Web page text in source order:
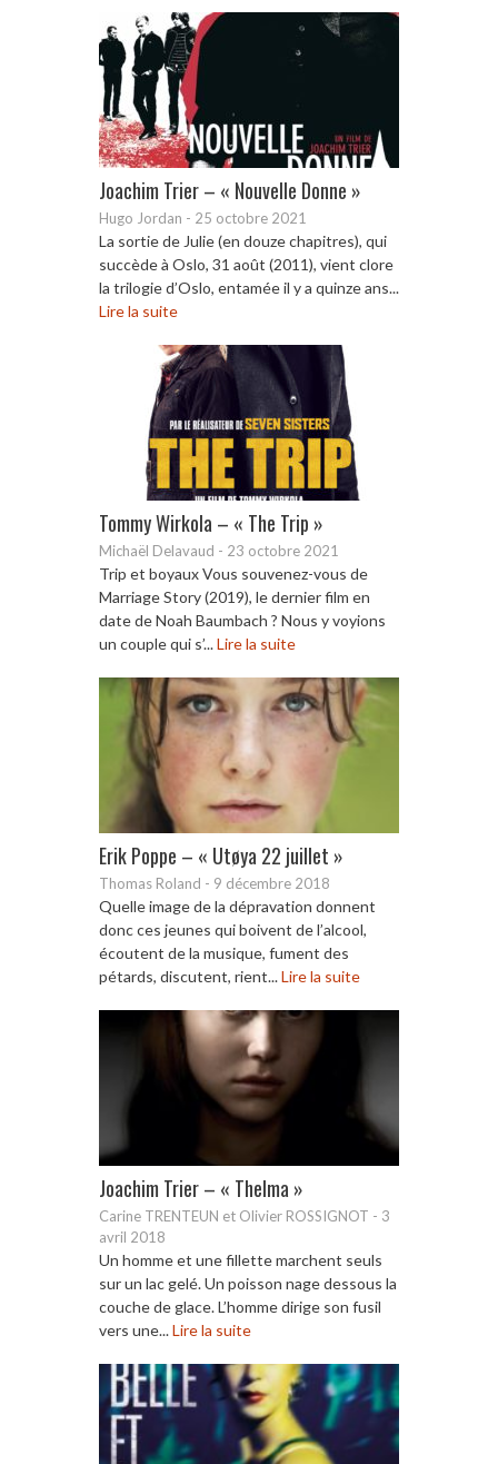
Joachim Trier – « Nouvelle Donne »
Hugo Jordan - 25 octobre 2021
La sortie de Julie (en douze chapitres), qui
succède à Oslo, 31 août (2011), vient clore
la trilogie d’Oslo, entamée il y a quinze ans...
Lire la suite
Tommy Wirkola – « The Trip »
Michaël Delavaud - 23 octobre 2021
Trip et boyaux Vous souvenez-vous de
Marriage Story (2019), le dernier film en
date de Noah Baumbach ? Nous y voyions
un couple qui s’...Lire la suite
Erik Poppe – « Utøya 22 juillet »
Thomas Roland - 9 décembre 2018
Quelle image de la dépravation donnent
donc ces jeunes qui boivent de l’alcool,
écoutent de la musique, fument des
pétards, discutent, rient...Lire la suite
Joachim Trier – « Thelma »
Carine TRENTEUN et Olivier ROSSIGNOT - 3
avril 2018
Un homme et une fillette marchent seuls
sur un lac gelé. Un poisson nage dessous la
couche de glace. L’homme dirige son fusil
vers une...Lire la suite